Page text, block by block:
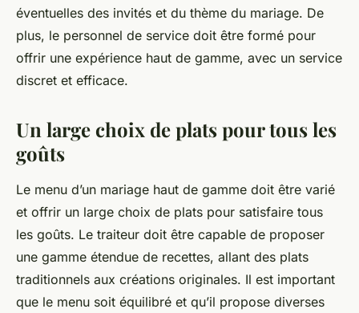
éventuelles des invités et du thème du mariage. De
plus, le personnel de service doit être formé pour
offrir une expérience haut de gamme, avec un service
discret et efficace.
Un large choix de plats pour tous les
goûts
Le menu d’un mariage haut de gamme doit être varié
et offrir un large choix de plats pour satisfaire tous
les goûts. Le traiteur doit être capable de proposer
une gamme étendue de recettes, allant des plats
traditionnels aux créations originales. Il est important
que le menu soit équilibré et qu’il propose diverses